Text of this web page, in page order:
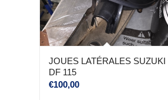
JOUES LATÉRALES SUZUKI
DF 115
€100,00